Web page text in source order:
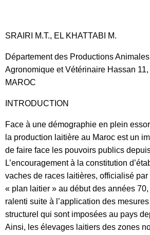
SRAIRI M.T., EL KHATTABI M.
Département des Productions
Agronomique et Vétérinaire Hassan 11,
MAROC
INTRODUCTION
Face à une démographie en plein
la production laitière au Maroc est un
de faire face les pouvoirs publics
L’encouragement à la constitution
vaches de races laitières, officialisé par
« plan laitier » au début des années 70,
ralenti suite à l’application des
structurel qui sont imposées au pays
Ainsi, les élevages laitiers des zones